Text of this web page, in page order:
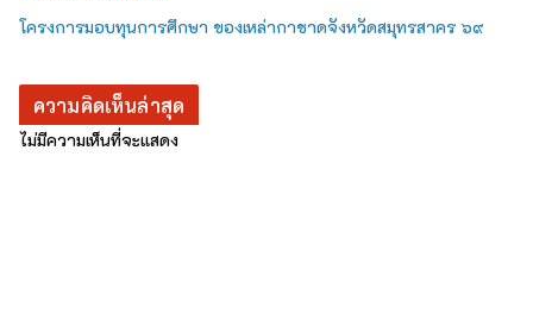
โครงการมอบทุนการศึกษา ของเหล่ากาชาดจังหวัดสมุทรสาคร ๖๙
ความคิดเห็นล่าสุด
ไม่มีความเห็นที่จะแสดง